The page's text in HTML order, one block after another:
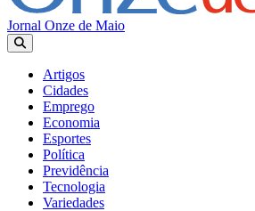
Jornal Onze de Maio
Artigos
Cidades
Emprego
Economia
Esportes
Política
Previdência
Tecnologia
Variedades